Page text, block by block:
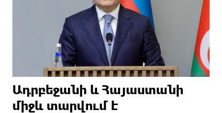
Ադրբեջանի և Հայաստանի
միջև տարվում է